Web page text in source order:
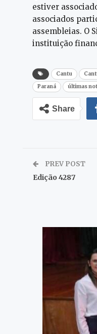
estiver
associados
assembleias. O
instituição
Cantu
Paraná
últimas
Share
PREV POST
Edição 4287